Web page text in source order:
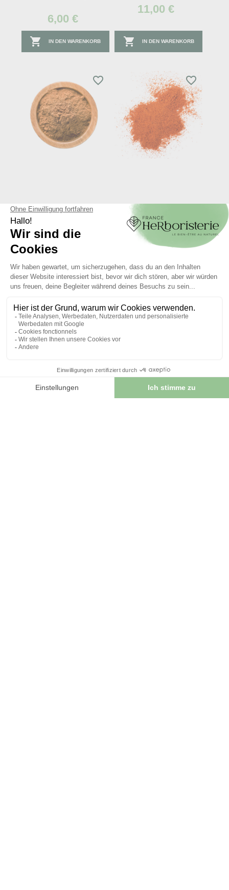
6,00 €
 IN DEN WARENKORB
11,00 €
 IN DEN WARENKORB
favorite_border favorite_border